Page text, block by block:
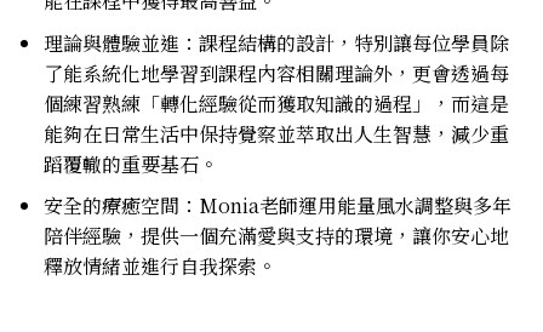
理論與體驗並進：課程結構的設計，特別讓每位學員除
了能系統化地學習到課程內容相關理論外，更會透過每
個練習熟練「轉化經驗從而獲取知識的過程」，而這是
能夠在日常生活中保持覺察並萃取出人生智慧，減少重
蹈覆轍的重要基石。
安全的療癒空間：Monia老師運用能量風水調整與多年
陪伴經驗，提供一個充滿愛與支持的環境，讓你安心地
釋放情緒並進行自我探索。